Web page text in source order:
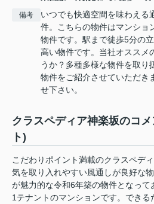
備考
いつでも快適空間を味わえる
件。こちらの物件はマンショ
物件です。駅まで徒歩5分の
高い物件です。当社オススメ
うか？多種多様な物件を取り
物件をご紹介させていただき
せ下さい。
クラスペディア神楽坂のコ
ト)
こだわりポイント満載のクラスペデ
気を取り入れやすい風通しが良好な
が魅力的な令和6年築の物件となっ
1テナントのマンションです。でき